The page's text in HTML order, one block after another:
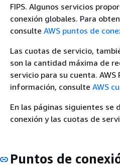
FIPS. Algunos servicios
conexión globales. Para
consulte AWS puntos de
Las cuotas de servicio,
son la cantidad máxima de
servicio para su cuenta. AWS
información, consulte AWS
En las páginas siguientes se
conexión y las cuotas de
Puntos de